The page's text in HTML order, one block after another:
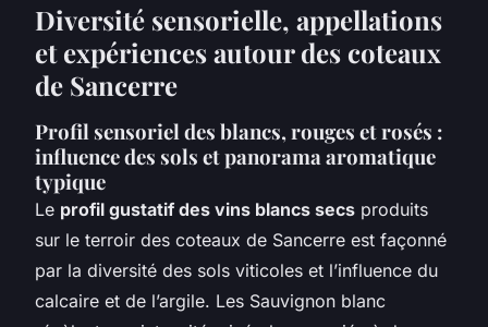
Diversité sensorielle, appellations
et expériences autour des coteaux
de Sancerre
Profil sensoriel des blancs, rouges et rosés :
influence des sols et panorama aromatique
typique
Le profil gustatif des vins blancs secs produits
sur le terroir des coteaux de Sancerre est façonné
par la diversité des sols viticoles et l’influence du
calcaire et de l’argile. Les Sauvignon blanc